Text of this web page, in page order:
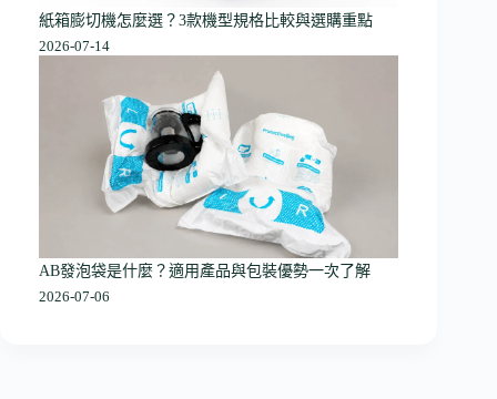
紙箱膨切機怎麼選？3款機型規格比較與選購重點
2026-07-14
AB發泡袋是什麼？適用產品與包裝優勢一次了解
2026-07-06